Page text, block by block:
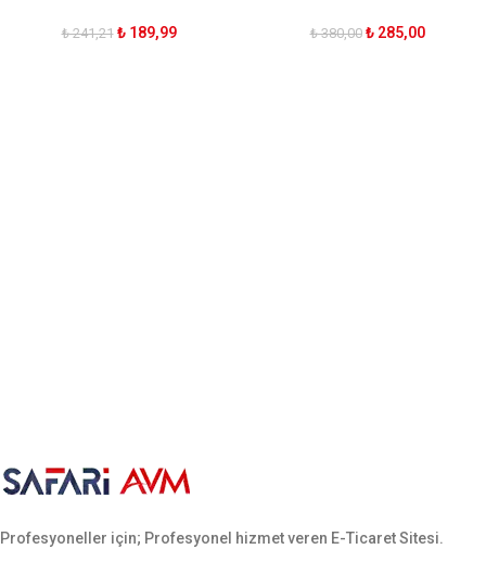
₺241,21 ₺189,99 ₺380,00 ₺285,00
Profesyoneller için; Profesyonel hizmet veren E-Ticaret Sitesi.